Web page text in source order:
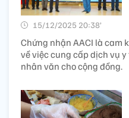
15/12/2025 20:38’
Chứng nhận AACI là cam
về việc cung cấp dịch vụ
nhân văn cho cộng đồng.